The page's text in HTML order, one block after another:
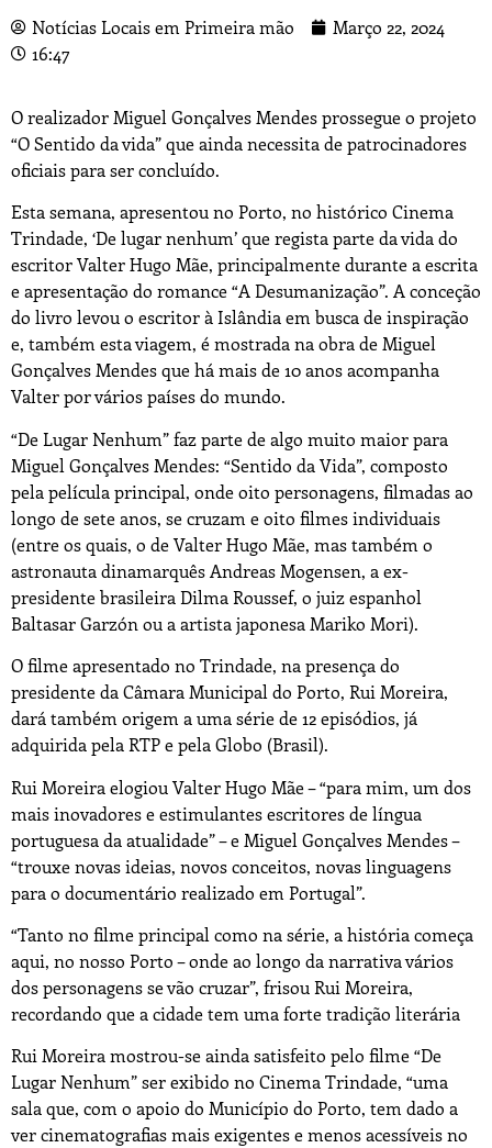
Notícias Locais em Primeira mão
Março 22, 2024
16:47
O realizador Miguel Gonçalves Mendes prossegue o projeto
“O Sentido da vida” que ainda necessita de patrocinadores
oficiais para ser concluído.
Esta semana, apresentou no Porto, no histórico Cinema
Trindade, ‘De lugar nenhum’ que regista parte da vida do
escritor Valter Hugo Mãe, principalmente durante a escrita
e apresentação do romance “A Desumanização”. A conceção
do livro levou o escritor à Islândia em busca de inspiração
e, também esta viagem, é mostrada na obra de Miguel
Gonçalves Mendes que há mais de 10 anos acompanha
Valter por vários países do mundo.
“De Lugar Nenhum” faz parte de algo muito maior para
Miguel Gonçalves Mendes: “Sentido da Vida”, composto
pela película principal, onde oito personagens, filmadas ao
longo de sete anos, se cruzam e oito filmes individuais
(entre os quais, o de Valter Hugo Mãe, mas também o
astronauta dinamarquês Andreas Mogensen, a ex-
presidente brasileira Dilma Roussef, o juiz espanhol
Baltasar Garzón ou a artista japonesa Mariko Mori).
O filme apresentado no Trindade, na presença do
presidente da Câmara Municipal do Porto, Rui Moreira,
dará também origem a uma série de 12 episódios, já
adquirida pela RTP e pela Globo (Brasil).
Rui Moreira elogiou Valter Hugo Mãe – “para mim, um dos
mais inovadores e estimulantes escritores de língua
portuguesa da atualidade” – e Miguel Gonçalves Mendes –
“trouxe novas ideias, novos conceitos, novas linguagens
para o documentário realizado em Portugal”.
“Tanto no filme principal como na série, a história começa
aqui, no nosso Porto – onde ao longo da narrativa vários
dos personagens se vão cruzar”, frisou Rui Moreira,
recordando que a cidade tem uma forte tradição literária
Rui Moreira mostrou-se ainda satisfeito pelo filme “De
Lugar Nenhum” ser exibido no Cinema Trindade, “uma
sala que, com o apoio do Município do Porto, tem dado a
ver cinematografias mais exigentes e menos acessíveis no